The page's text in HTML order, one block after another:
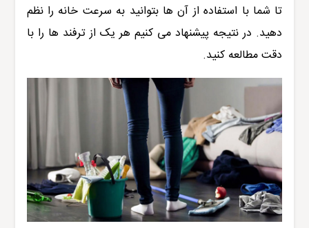
تا شما با استفاده از آن ها بتوانید به سرعت خانه را نظم
دهید. در نتیجه پیشنهاد می کنیم هر یک از ترفند ها را با
دقت مطالعه کنید.